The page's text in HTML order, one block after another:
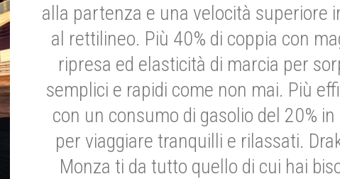
alla partenza e una velocità superiore
al rettilineo. Più 40% di coppia con
ripresa ed elasticità di marcia per
semplici e rapidi come non mai. Più
con un consumo di gasolio del 20%
per viaggiare tranquilli e rilassati.
Monza ti da tutto quello di cui hai